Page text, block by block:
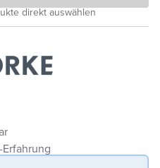
direkt auswählen